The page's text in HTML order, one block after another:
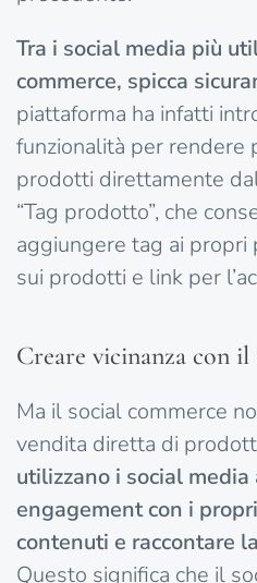
Tra i social media più
commerce, spicca
piattaforma ha infatti
funzionalità per rendere
prodotti direttamente
“Tag prodotto”, che
aggiungere tag ai propri
sui prodotti e link per
Creare vicinanza con
Ma il social commerce
vendita diretta di
utilizzano i social media
engagement con i
contenuti e raccontare
Questo significa che il